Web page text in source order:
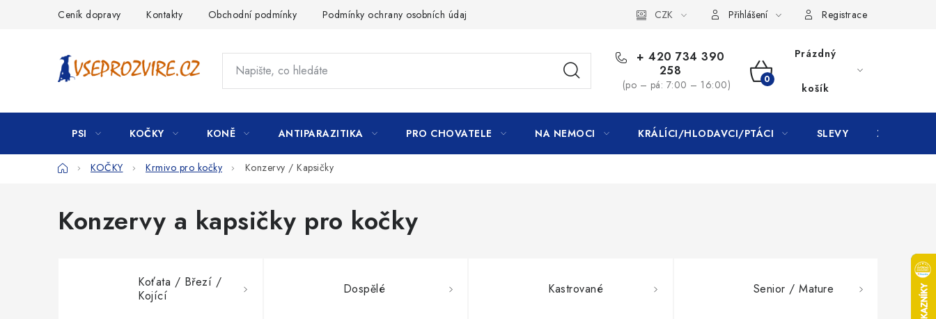
Ceník dopravy Kontakty Obchodní podmínky Podmínky ochrany osobních údajů CZK Přihlášení Registrace
+ 420 734 390
258
(po – pá: 7:00 – 16:00)
NÁKUPNÍ
KOŠÍK
Prázdný
košík
PSI KOČKY KONĚ ANTIPARAZITIKA PRO CHOVATELE NA NEMOCI KRÁLÍCI/HLODAVCI/PTÁCI SLEVY ZNAČKY
DomůKOČKY Krmivo pro kočky Konzervy / Kapsičky
Konzervy a kapsičky pro kočky
Koťata / Březí /
Kojící
Dospělé Kastrované Senior / Mature